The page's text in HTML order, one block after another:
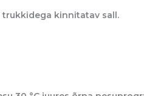
kinnitatav sall.